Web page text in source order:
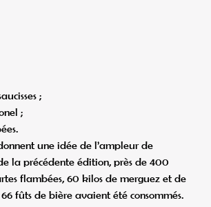
;
;
une idée de l’ampleur de
la précédente édition, près de 400
flambées, 60 kilos de merguez et de
66 fûts de bière avaient été consommés.